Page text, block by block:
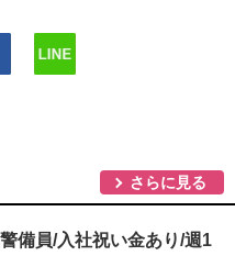
さらに見る
備員/入社祝い金あり/週1